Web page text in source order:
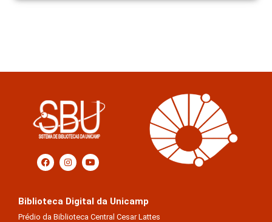
Biblioteca Digital da Unicamp
Prédio da Biblioteca Central Cesar Lattes